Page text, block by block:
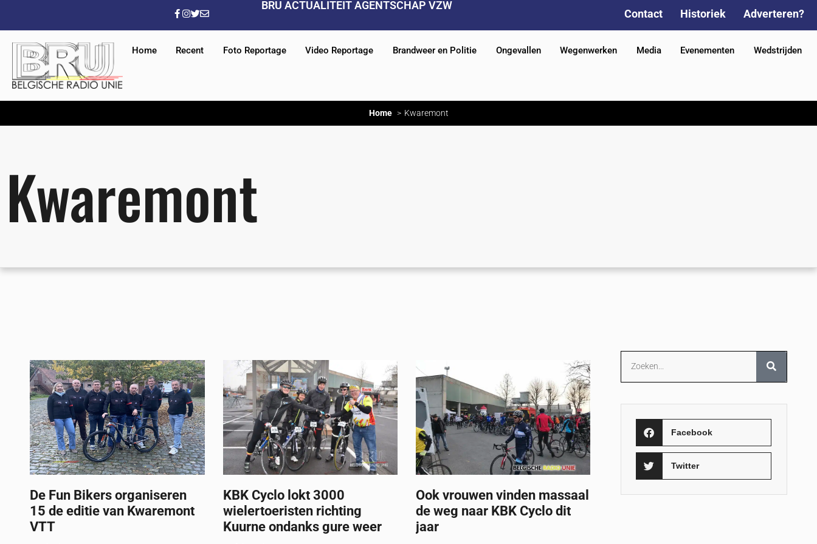
BRU ACTUALITEIT AGENTSCHAP VZW
Contact Historiek Adverteren?
Home Recent Foto Reportage Video Reportage Brandweer en Politie Ongevallen Wegenwerken Media Evenementen Wedstrijden
Home Kwaremont
Kwaremont
De Fun Bikers organiseren
15 de editie van Kwaremont
VTT
KBK Cyclo lokt 3000
wielertoeristen richting
Kuurne ondanks gure weer
Ook vrouwen vinden massaal
de weg naar KBK Cyclo dit
jaar
Facebook
Twitter